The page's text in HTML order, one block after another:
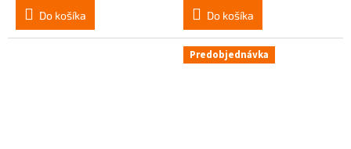
Do košíka Do košíka
Predobjednávka